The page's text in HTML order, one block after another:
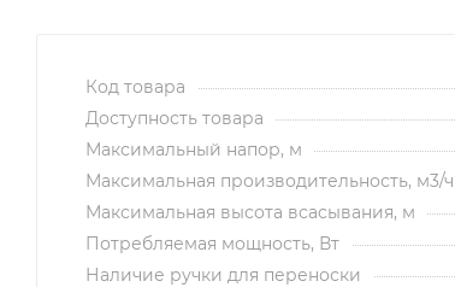
Код товара
Доступность товара
Максимальный напор, м
Максимальная производительность, м3/ч
Максимальная высота всасывания, м
Потребляемая мощность, Вт
Наличие ручки для переноски